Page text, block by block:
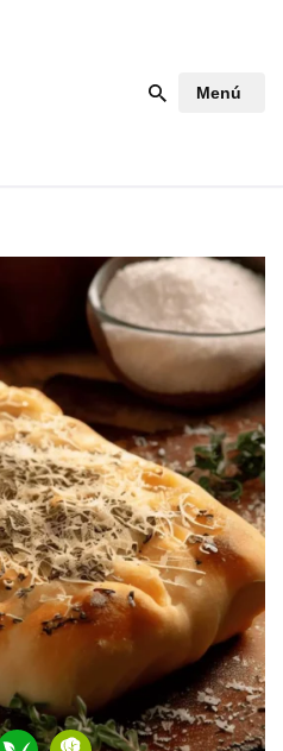
Menú